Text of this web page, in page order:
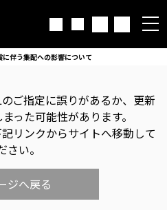
伴う集配への影響について
ご指定に誤りがあるか、更新
った可能性があります。
リンクからサイトへ移動して
さい。
ジへ戻る